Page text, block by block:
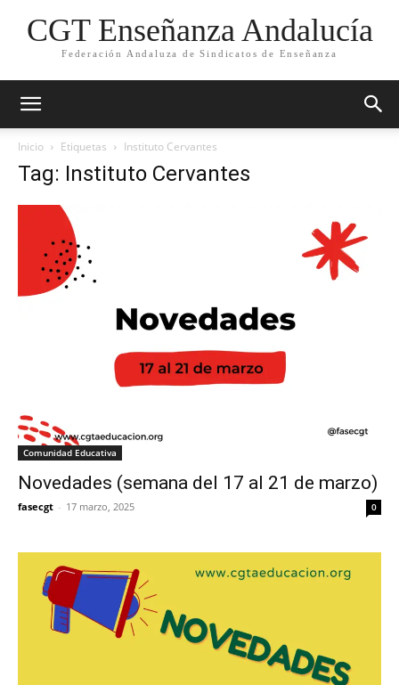
CGT Enseñanza Andalucía
Federación Andaluza de Sindicatos de Enseñanza
Inicio Etiquetas Instituto Cervantes
Tag: Instituto Cervantes
Comunidad Educativa
Novedades (semana del 17 al 21 de marzo)
fasecgt - 17 marzo, 2025 0